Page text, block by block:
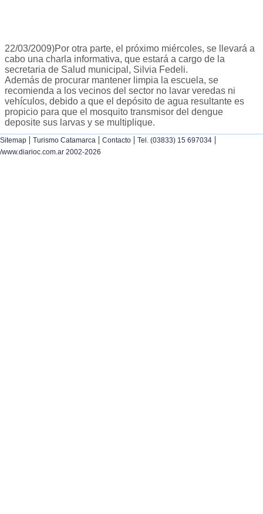
22/03/2009)Por otra parte, el próximo miércoles, se llevará a
cabo una charla informativa, que estará a cargo de la
secretaria de Salud municipal, Silvia Fedeli.
Además de procurar mantener limpia la escuela, se
recomienda a los vecinos del sector no lavar veredas ni
vehículos, debido a que el depósito de agua resultante es
propicio para que el mosquito transmisor del dengue
deposite sus larvas y se multiplique.
Sitemap | Turismo Catamarca | Contacto | Tel. (03833) 15 697034 |
/www.diarioc.com.ar 2002-2026